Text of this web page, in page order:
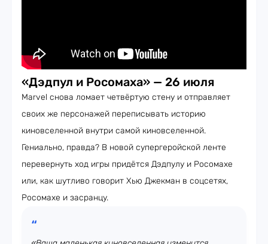
«Дэдпул и Росомаха» — 26 июля
Marvel снова ломает четвёртую стену и отправляет
своих же персонажей переписывать историю
киновселенной внутри самой киновселенной.
Гениально, правда? В новой супергеройской ленте
перевернуть ход игры придётся Дэдпулу и Росомахе
или, как шутливо говорит Хью Джекман в соцсетях,
Росомахе и засранцу.